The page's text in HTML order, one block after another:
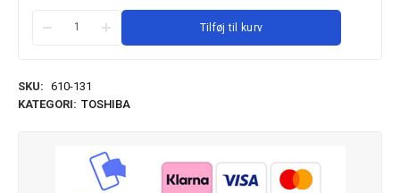
Tilføj til kurv
SKU: 610-131
KATEGORI: TOSHIBA